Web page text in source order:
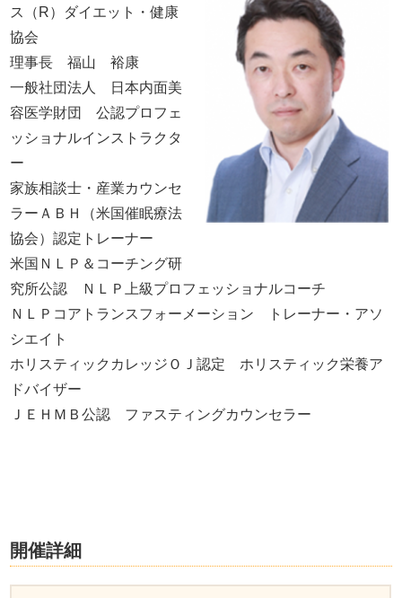
ス（R）ダイエット・健康
協会
理事長 福山 裕康
一般社団法人 日本内面美
容医学財団 公認プロフェ
ッショナルインストラクタ
ー
家族相談士・産業カウンセ
ラーＡＢＨ（米国催眠療法
協会）認定トレーナー
米国ＮＬＰ＆コーチング研
究所公認 ＮＬＰ上級プロフェッショナルコーチ
ＮＬＰコアトランスフォーメーション トレーナー・アソ
シエイト
ホリスティックカレッジＯＪ認定 ホリスティック栄養ア
ドバイザー
ＪＥＨＭＢ公認 ファスティングカウンセラー
開催詳細